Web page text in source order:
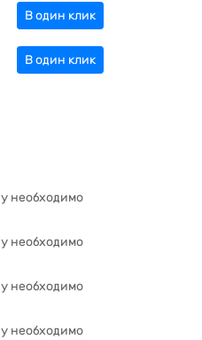
В один клик
В один клик
необходимо
необходимо
необходимо
необходимо